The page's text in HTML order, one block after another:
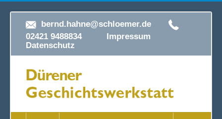
bernd.hahne@schloemer.de
02421 9488834 Impressum
Datenschutz